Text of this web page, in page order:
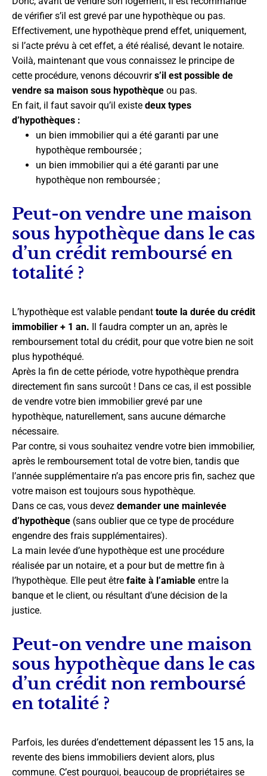
de vérifier s’il est grevé par une hypothèque ou pas.
Effectivement, une hypothèque prend effet, uniquement,
si l’acte prévu à cet effet, a été réalisé, devant le notaire.
Voilà, maintenant que vous connaissez le principe de
cette procédure, venons découvrirs’il est possible de
vendre sa maison sous hypothèque ou pas.
En fait, il faut savoir qu’il existe deux types
d’hypothèques :
un bien immobilier qui a été garanti par une
hypothèque remboursée ;
un bien immobilier qui a été garanti par une
hypothèque non remboursée ;
Peut-on vendre une maison
sous hypothèque dans le cas
d’un crédit remboursé en
totalité ?
L’hypothèque est valable pendant toute la durée du crédit
immobilier + 1 an. Il faudra compter un an, après le
remboursement total du crédit, pour que votre bien ne soit
plus hypothéqué.
Après la fin de cette période, votre hypothèque prendra
directement fin sans surcoût ! Dans ce cas, il est possible
de vendre votre bien immobilier grevé par une
hypothèque, naturellement, sans aucune démarche
nécessaire.
Par contre, si vous souhaitez vendre votre bien immobilier,
après le remboursement total de votre bien, tandis que
l’année supplémentaire n’a pas encore pris fin, sachez que
votre maison est toujours sous hypothèque.
Dans ce cas, vous devez demander une mainlevée
d’hypothèque (sans oublier que ce type de procédure
engendre des frais supplémentaires).
La main levée d’une hypothèque est une procédure
réalisée par un notaire, et a pour but de mettre fin à
l’hypothèque. Elle peut être faite à l’amiable entre la
banque et le client, ou résultant d’une décision de la
justice.
Peut-on vendre une maison
sous hypothèque dans le cas
d’un crédit non remboursé
en totalité ?
Parfois, les durées d’endettement dépassent les 15 ans, la
revente des biens immobiliers devient alors, plus
commune. C’est pourquoi, beaucoup de propriétaires se